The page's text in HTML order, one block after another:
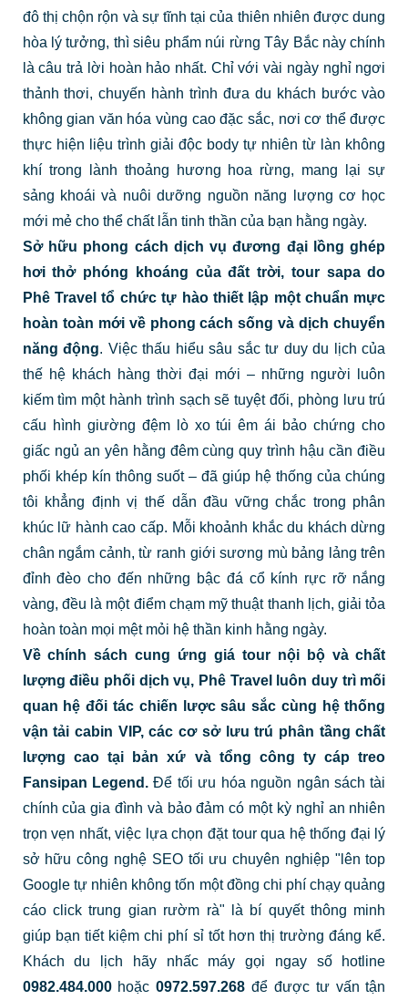
đô thị chộn rộn và sự tĩnh tại của thiên nhiên được dung
hòa lý tưởng, thì siêu phẩm núi rừng Tây Bắc này chính
là câu trả lời hoàn hảo nhất. Chỉ với vài ngày nghỉ ngơi
thảnh thơi, chuyến hành trình đưa du khách bước vào
không gian văn hóa vùng cao đặc sắc, nơi cơ thể được
thực hiện liệu trình giải độc body tự nhiên từ làn không
khí trong lành thoảng hương hoa rừng, mang lại sự
sảng khoái và nuôi dưỡng nguồn năng lượng cơ học
mới mẻ cho thể chất lẫn tinh thần của bạn hằng ngày.
Sở hữu phong cách dịch vụ đương đại lồng ghép
hơi thở phóng khoáng của đất trời, tour sapado
Phê Travel tổ chức tự hào thiết lập một chuẩn mực
hoàn toàn mới về phong cách sống và dịch chuyển
năng động. Việc thấu hiểu sâu sắc tư duy du lịch của
thế hệ khách hàng thời đại mới – những người luôn
kiếm tìm một hành trình sạch sẽ tuyệt đối, phòng lưu trú
cấu hình giường đệm lò xo túi êm ái bảo chứng cho
giấc ngủ an yên hằng đêm cùng quy trình hậu cần điều
phối khép kín thông suốt – đã giúp hệ thống của chúng
tôi khẳng định vị thế dẫn đầu vững chắc trong phân
khúc lữ hành cao cấp. Mỗi khoảnh khắc du khách dừng
chân ngắm cảnh, từ ranh giới sương mù bảng lảng trên
đỉnh đèo cho đến những bậc đá cổ kính rực rỡ nắng
vàng, đều là một điểm chạm mỹ thuật thanh lịch, giải tỏa
hoàn toàn mọi mệt mỏi hệ thần kinh hằng ngày.
Về chính sách cung ứng giá tour nội bộ và chất
lượng điều phối dịch vụ, Phê Travel luôn duy trì mối
quan hệ đối tác chiến lược sâu sắc cùng hệ thống
vận tải cabin VIP, các cơ sở lưu trú phân tầng chất
lượng cao tại bản xứ và tổng công ty cáp treo
Fansipan Legend. Để tối ưu hóa nguồn ngân sách tài
chính của gia đình và bảo đảm có một kỳ nghỉ an nhiên
trọn vẹn nhất, việc lựa chọn đặt tour qua hệ thống đại lý
sở hữu công nghệ SEO tối ưu chuyên nghiệp "lên top
Google tự nhiên không tốn một đồng chi phí chạy quảng
cáo click trung gian rườm rà" là bí quyết thông minh
giúp bạn tiết kiệm chi phí sỉ tốt hơn thị trường đáng kể.
Khách du lịch hãy nhấc máy gọi ngay số hotline
0982.484.000hoặc0972.597.268 để được tư vấn tận